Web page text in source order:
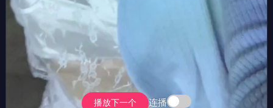
播放下一个 连播